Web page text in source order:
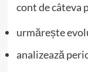
cont de câteva
urmărește
analizează